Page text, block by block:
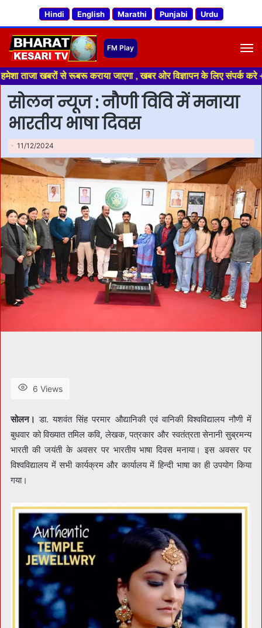
Hindi English Marathi Punjabi Urdu
से रूबरू कराया जाएगा , खबर ओर विज्ञापन के लिए संपर्क करे +91
सोलन न्यूज : नौणी विवि में मनाया
भारतीय भाषा दिवस
11/12/2024
6 Views
सोलन। डा. यशवंत सिंह परमार औद्यानिकी एवं वानिकी विश्वविद्यालय नौणी में
बुधवार को विख्यात तमिल कवि, लेखक, पत्रकार और स्वतंत्रता सेनानी सुब्रमन्य
भारती की जयंती के अवसर पर भारतीय भाषा दिवस मनाया। इस अवसर पर
विश्वविद्यालय में सभी कार्यक्रम और कार्यालय में हिन्दी भाषा का ही उपयोग किया
गया।